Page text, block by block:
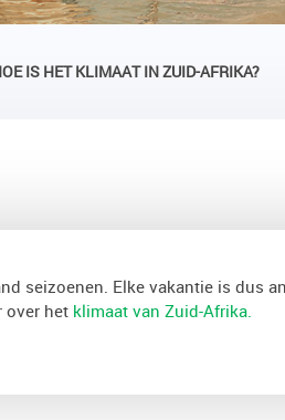
IS HET KLIMAAT IN ZUID-AFRIKA?
seizoenen. Elke vakantie is dus
over het klimaat van Zuid-Afrika.